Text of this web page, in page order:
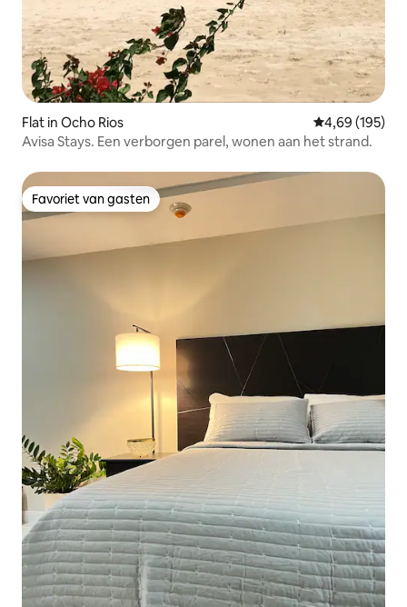
Flat in Ocho Rios Gemiddelde
4,69 (195)
Avisa Stays. Een verborgen parel, wonen aan het strand.
Favoriet van gasten
Favoriet van gasten